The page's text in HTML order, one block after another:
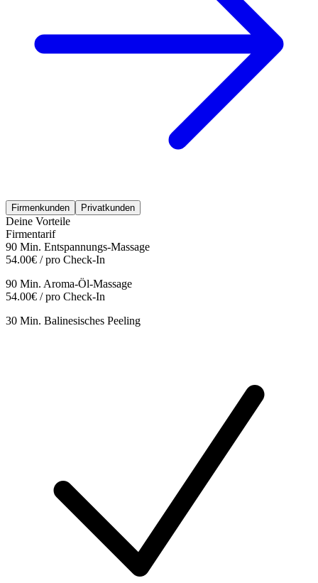
Firmenkunden Privatkunden
Deine Vorteile
Firmentarif
90 Min. Entspannungs-Massage
54.00€ / pro Check-In
90 Min. Aroma-Öl-Massage
54.00€ / pro Check-In
30 Min. Balinesisches Peeling